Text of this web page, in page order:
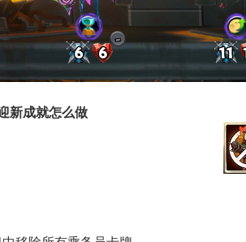
新成就怎么做